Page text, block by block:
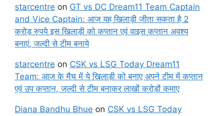
starcentre on GT vs DC Dream11 Team Captain
and Vice Captain: आज यह खिलाड़ी जीता सकता है 2
करोड़ रुपये इस खिलाड़ी को कप्तान एवं वाइस कप्तान अवश्य
बनाएं, जल्दी से टीम बनाये
starcentre on CSK vs LSG Today Dream11
Team: आज के मैच में ये खिलाड़ी को बनाए अपने टीम में कप्तान
एवं उप कप्तान, जल्दी से टीम बनाकर लाखों करोड़ों कमाए
Diana Bandhu Bhue on CSK vs LSG Today